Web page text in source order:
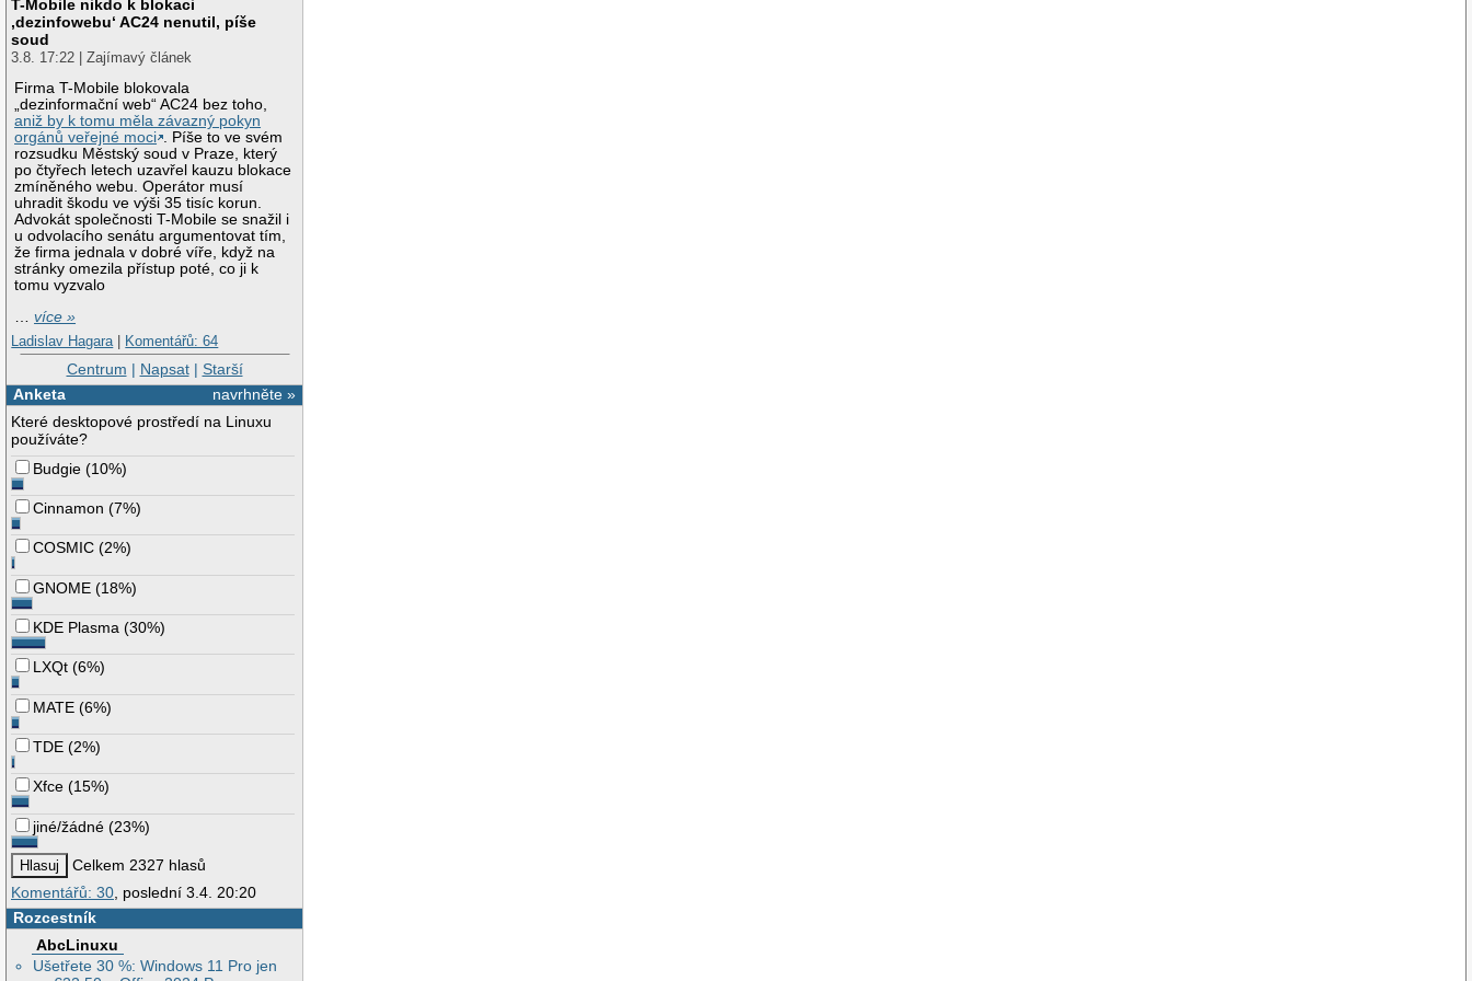
T-Mobile nikdo k blokaci
‚dezinfowebu‘ AC24 nenutil, píše
soud
3.8. 17:22 | Zajímavý článek
Firma T-Mobile blokovala
„dezinformační web“ AC24 bez toho,
aniž by k tomu měla závazný pokyn
orgánů veřejné moci . Píše to ve svém
rozsudku Městský soud v Praze, který
po čtyřech letech uzavřel kauzu blokace
zmíněného webu. Operátor musí
uhradit škodu ve výši 35 tisíc korun.
Advokát společnosti T-Mobile se snažil i
u odvolacího senátu argumentovat tím,
že firma jednala v dobré víře, když na
stránky omezila přístup poté, co ji k
tomu vyzvalo
…více »
Ladislav Hagara | Komentářů: 64
Centrum | Napsat| Starší
navrhněte »
Anketa
Které desktopové prostředí na Linuxu
používáte?
Budgie (10%)
Cinnamon (7%)
COSMIC (2%)
GNOME (18%)
KDE Plasma (30%)
LXQt (6%)
MATE (6%)
TDE (2%)
Xfce (15%)
jiné/žádné (23%)
Celkem 2327 hlasů
Komentářů: 30, poslední 3.4. 20:20
Rozcestník
AbcLinuxu
Ušetřete 30 %: Windows 11 Pro jen